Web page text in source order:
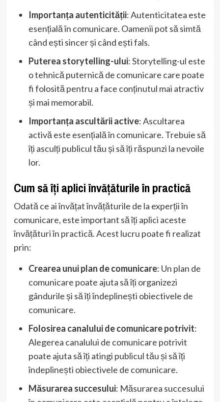
Importanța autenticității: Autenticitatea este
esențială în comunicare. Oamenii pot să simtă
când ești sincer și când ești fals.
Puterea storytelling-ului: Storytelling-ul este
o tehnică puternică de comunicare care poate
fi folosită pentru a face conținutul mai atractiv
și mai memorabil.
Importanța ascultării active: Ascultarea
activă este esențială în comunicare. Trebuie să
îți asculți publicul tău și să îți răspunzi la nevoile
lor.
Cum să îți aplici învățăturile în practică
Odată ce ai învățat învățăturile de la experții în
comunicare, este important să îți aplici aceste
învățături în practică. Acest lucru poate fi realizat
prin:
Crearea unui plan de comunicare: Un plan de
comunicare poate ajuta să îți organizezi
gândurile și să îți îndeplinești obiectivele de
comunicare.
Folosirea canalului de comunicare potrivit:
Alegerea canalului de comunicare potrivit
poate ajuta să îți atingi publicul tău și să îți
îndeplinești obiectivele de comunicare.
Măsurarea succesului: Măsurarea succesului